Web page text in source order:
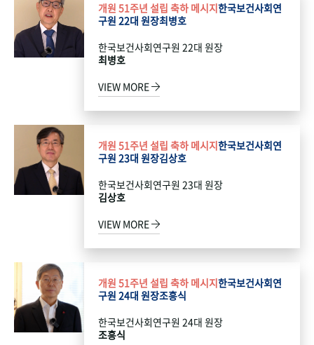
개원 51주년 설립 축하 메시지한국보건사회연
구원 22대 원장최병호
한국보건사회연구원 22대 원장
최병호
VIEW MORE
개원 51주년 설립 축하 메시지한국보건사회연
구원 23대 원장김상호
한국보건사회연구원 23대 원장
김상호
VIEW MORE
개원 51주년 설립 축하 메시지한국보건사회연
구원 24대 원장조흥식
한국보건사회연구원 24대 원장
조흥식